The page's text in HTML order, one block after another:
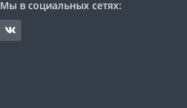
Мы в социальных сетях: